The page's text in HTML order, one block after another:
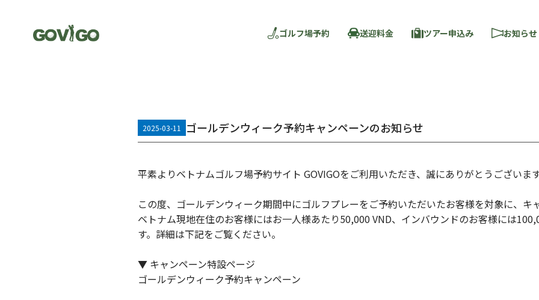
ゴルフ場予約 送迎料金 ツアー申込み お知ら
2025-03-11 ゴールデンウィーク予約キャンペーンのお知らせ
平素よりベトナムゴルフ場予約サイト GOVIGOをご利用いただき、誠にありがとうございま
この度、ゴールデンウィーク期間中にゴルフプレーをご予約いただいたお客様を対象に、キ
ベトナム現地在住のお客様にはお一人様あたり50,000 VND、インバウンドのお客様には
す。詳細は下記をご覧ください。
ゴールデンウィーク予約キャンペーン